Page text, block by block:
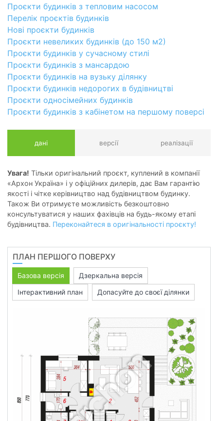
Проєкти будинків з тепловим насосом
Перелік проєктів будинків
Нові проєкти будинків
Проєкти невеликих будинків (до 150 м2)
Проєкти будинків у сучасному стилі
Проєкти будинків з мансардою
Проєкти будинків на вузьку ділянку
Проєкти будинків недорогих в будівництві
Проєкти односімейних будинків
Проєкти будинків з кабінетом на першому поверсі
дані версії реалізації
Увага! Тільки оригінальний проєкт, куплений в компанії
«Архон Україна» і у офіційних дилерів, дає Вам гарантію
якості і чітке керівництво над будівництвом будинку.
Також Ви отримуєте можливість безкоштовно
консультуватися у наших фахівців на будь-якому етапі
будівництва. Переконайтеся в оригінальності проєкту!
ПЛАН ПЕРШОГО ПОВЕРХУ
Базова версія
Дзеркальна версія
Інтерактивний план
Допасуйте до своєї ділянки